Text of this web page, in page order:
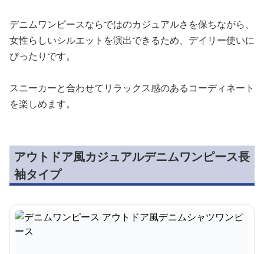
デニムワンピースならではのカジュアルさを保ちながら、
女性らしいシルエットを演出できるため、デイリー使いに
ぴったりです。
スニーカーと合わせてリラックス感のあるコーディネート
を楽しめます。
アウトドア風カジュアルデニムワンピース長
袖タイプ